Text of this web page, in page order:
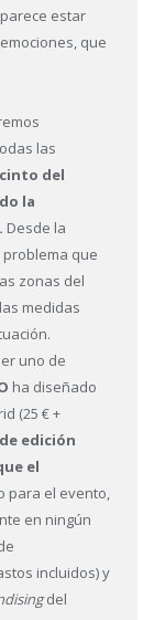
estar
que
las
del
la
Desde la
que
zonas del
medidas
uno de
ha diseñado
(25 € +
edición
el
para el evento,
en ningún
incluidos) y
del